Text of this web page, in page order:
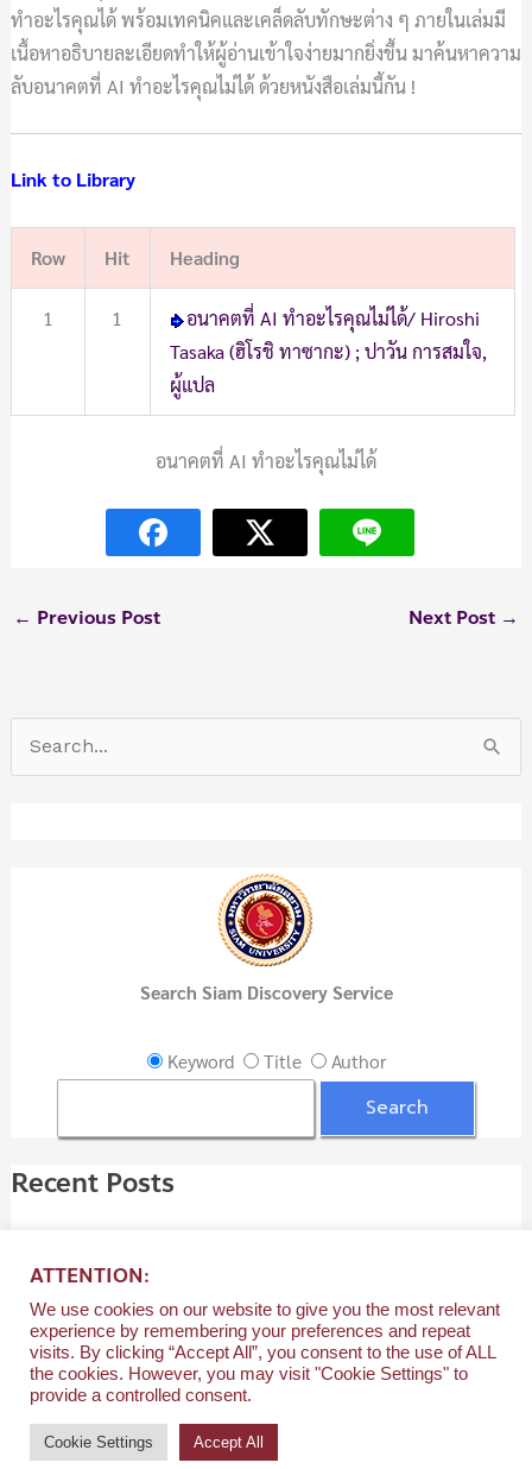
ทำอะไรคุณได้ พร้อมเทคนิคและเคล็ดลับทักษะต่าง ๆ ภายในเล่มมี
เนื้อหาอธิบายละเอียดทำให้ผู้อ่านเข้าใจง่ายมากยิ่งขึ้น มาค้นหาความ
ลับอนาคตที่ AI ทำอะไรคุณไม่ได้ ด้วยหนังสือเล่มนี้กัน !
Link to Library
Row Hit Heading
1 1
อนาคตที่ AI ทำอะไรคุณไม่ได้/ Hiroshi
Tasaka (ฮิโรชิ ทาซากะ) ; ปาวัน การสมใจ,
ผู้แปล
อนาคตที่ AI ทำอะไรคุณไม่ได้
← Previous Post Next Post →
e
Search Siam Discovery Service
Keyword Title Author
Recent Posts
ใช้ AI ทำงานได้อัตโนมัติด้วย n8n Workflow Automation
06/08/2026
ใช้ AI ทำงานได้อัตโนมัติด้วย n8n Workflow Automation
06/08/2026
ATTENTION:
We use cookies on our website to give you the most relevant
experience by remembering your preferences and repeat
visits. By clicking “Accept All”, you consent to the use of ALL
the cookies. However, you may visit "Cookie Settings" to
provide a controlled consent.
Cookie Settings Accept All